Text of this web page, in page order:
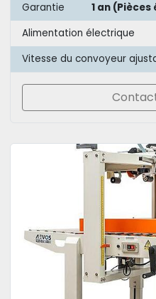
Garantie
1 an
Alimentation électrique
Vitesse du convoyeur